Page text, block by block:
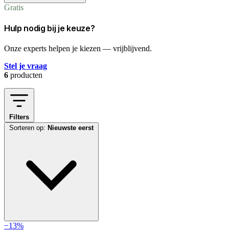
Gratis
Hulp nodig bij je keuze?
Onze experts helpen je kiezen — vrijblijvend.
Stel je vraag
6 producten
Filters
Sorteren op: Nieuwste eerst
−13%